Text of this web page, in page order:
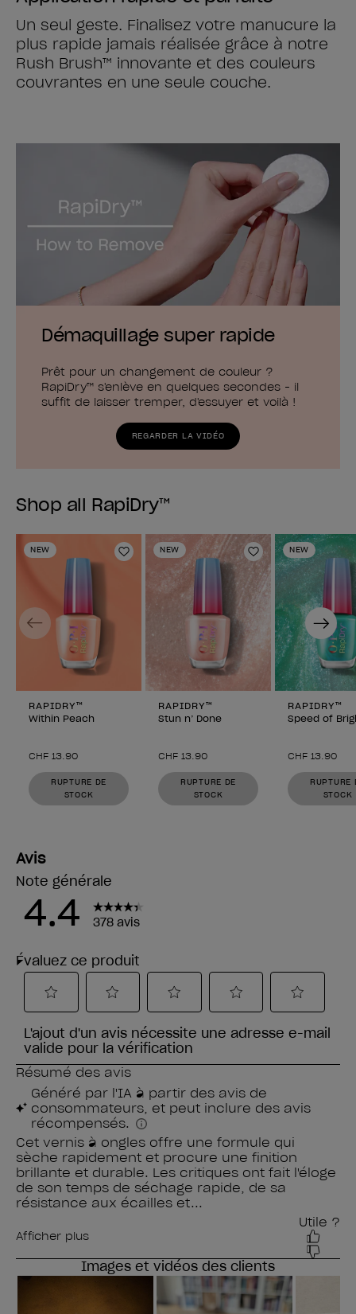
Un seul geste. Finalisez votre manucure la
plus rapide jamais réalisée grâce à notre
Rush Brush™ innovante et des couleurs
couvrantes en une seule couche.
Démaquillage super rapide
Prêt pour un changement de couleur ?
RapiDry™ s'enlève en quelques secondes - il
suffit de laisser tremper, d'essuyer et voilà !
REGARDER LA VIDÉO
Shop all RapiDry™
NEW
Ajouter à la liste de souhaits
RAPIDRY™
Within Peach
CHF 13.90
RUPTURE DE
STOCK
NEW
Ajouter à la
RAPIDRY™
Stun n’ Done
CHF 13.90
RUPTURE DE
STOCK
NEW
RAPIDRY™
Speed of
CHF 13.90
RUPTURE
STOCK
Previous Next